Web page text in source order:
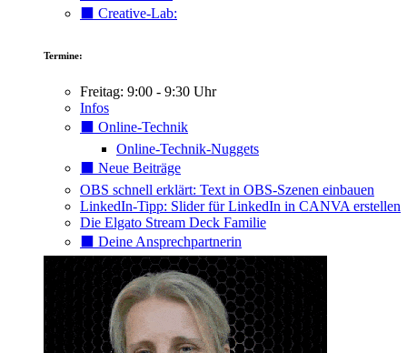
⬛️ Creative-Lab:
Termine:
Freitag: 9:00 - 9:30 Uhr
Infos
⬛️ Online-Technik
Online-Technik-Nuggets
⬛️ Neue Beiträge
OBS schnell erklärt: Text in OBS-Szenen einbauen
LinkedIn-Tipp: Slider für LinkedIn in CANVA erstellen
Die Elgato Stream Deck Familie
⬛️ Deine Ansprechpartnerin